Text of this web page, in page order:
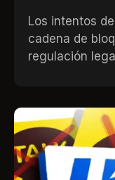
Los intentos
cadena de
regulación